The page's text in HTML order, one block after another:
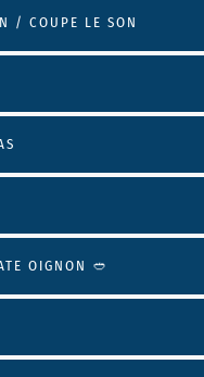
/ COUPE LE SON
OIGNON 🥙